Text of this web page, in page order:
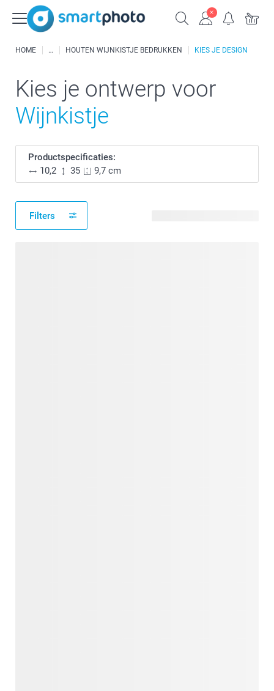
HOME HOUTEN WIJNKISTJE BEDRUKKEN KIES JE DESIGN
Kies je ontwerp voor
Wijnkistje
Productspecificaties:
10,2
35 9,7 cm
Filters